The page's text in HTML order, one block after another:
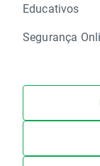
Educativos
Segurança